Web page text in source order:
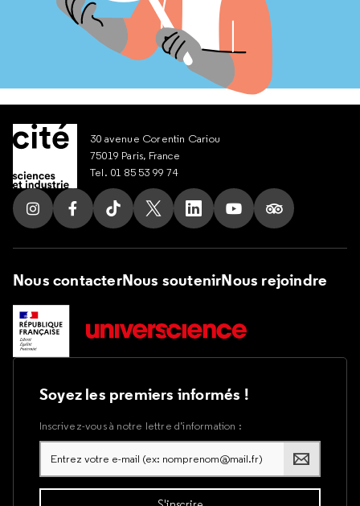
30 avenue Corentin Cariou
75019 Paris, France
Tel. 01 85 53 99 74
Suivez nous sur Instagram
Suivez nous sur Facebook
Suivez nous sur Tik Tok
Suivez nous sur X
Suivez nous sur LinkedIn
Suivez nous sur
Suivez nous
Nous contacterNous soutenirNous rejoindre
Soyez les premiers informés !
Inscrivez-vous à notre lettre d’information :